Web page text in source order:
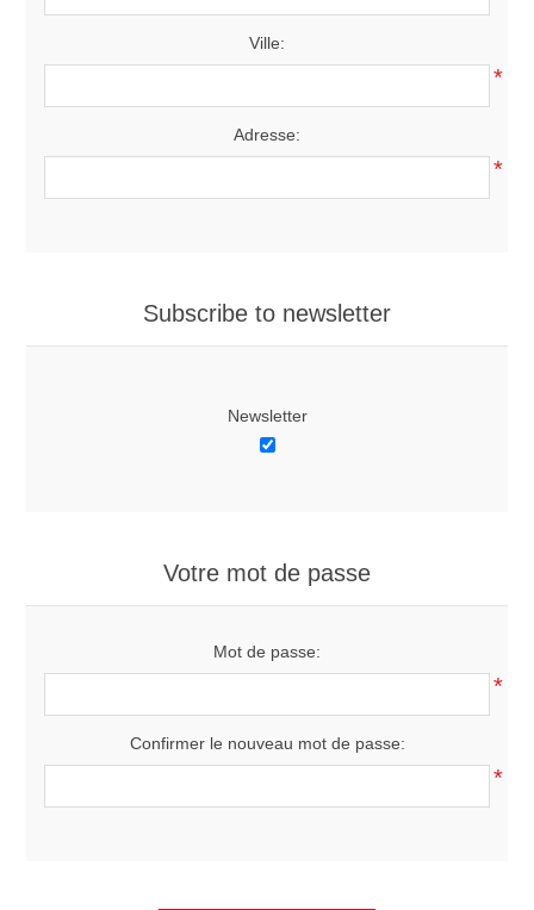
Ville:
*
Adresse:
*
Subscribe to newsletter
Newsletter
Votre mot de passe
Mot de passe:
*
Confirmer le nouveau mot de passe:
*